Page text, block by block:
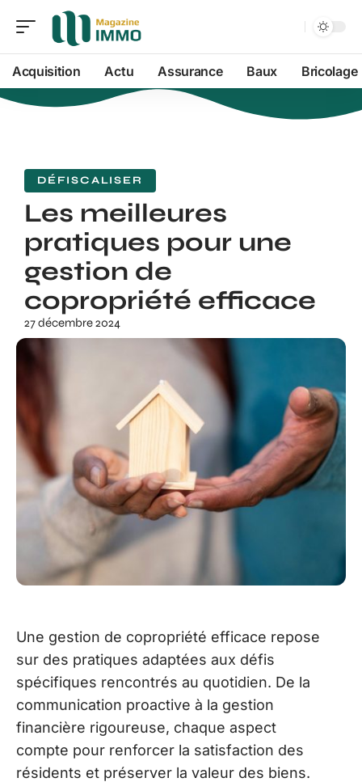
Acquisition Actu Assurance Baux Bricolage
DÉFISCALISER
Les meilleures
pratiques pour une
gestion de
copropriété efficace
27 décembre 2024
Une gestion de copropriété efficace repose
sur des pratiques adaptées aux défis
spécifiques rencontrés au quotidien. De la
communication proactive à la gestion
financière rigoureuse, chaque aspect
compte pour renforcer la satisfaction des
résidents et préserver la valeur des biens.